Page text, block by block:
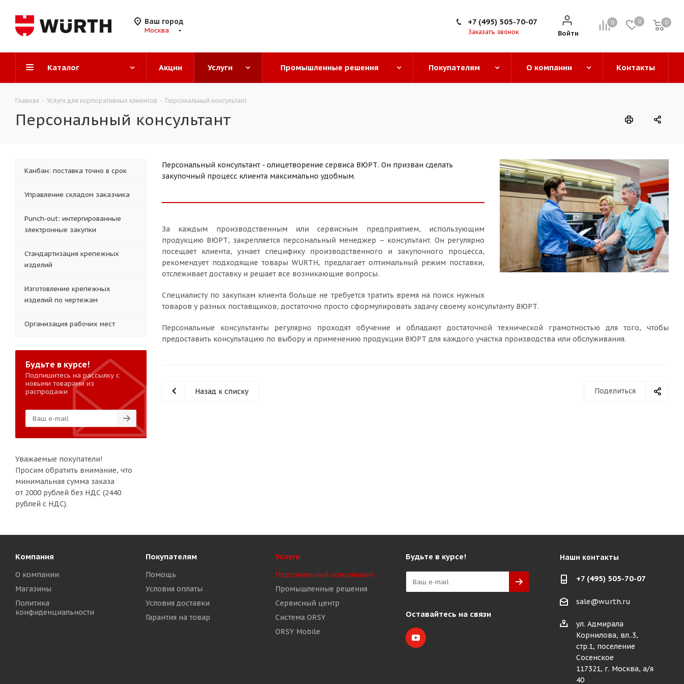
Ваш город
Москва
0 0 0
0
Войти
+7 (495) 505-70-07
Заказать звонок
Каталог Акции Услуги Промышленные решения Покупателям О компании Контакты
Главная - Услуги для корпоративных клиентов - Персональный консультант
Персональный консультант
Персональный консультант - олицетворение сервиса ВЮРТ. Он призван сделать
закупочный процесс клиента максимально удобным.
За каждым производственным или сервисным предприятием, использующим
продукцию ВЮРТ, закрепляется персональный менеджер – консультант. Он регулярно
посещает клиента, узнает специфику производственного и закупочного процесса,
рекомендует подходящие товары WURTH, предлагает оптимальный режим поставки,
отслеживает доставку и решает все возникающие вопросы.
Специалисту по закупкам клиента больше не требуется тратить время на поиск нужных
товаров у разных поставщиков, достаточно просто сформулировать задачу своему консультанту ВЮРТ.
Персональные консультанты регулярно проходят обучение и обладают достаточной технической грамотностью для того, чтобы
предоставить консультацию по выбору и применению продукции ВЮРТ для каждого участка производства или обслуживания.
Поделиться
Назад к списку
Канбан: поставка точно в срок
Управление складом заказчика
Punch-out: интергированные
электронные закупки
Стандартизация крепежных
изделий
Изготовление крепежных
изделий по чертежам
Организация рабочих мест
Будьте в курсе!
Подпишитесь на рассылку с
новыми товарами из
распродажи
Уважаемые покупатели!
Просим обратить внимание, что
минимальная сумма заказа
от 2000 рублей без НДС (2440
рублей с НДС).
Компания
О компании
Магазины
Политика
конфиденциальности
Покупателям
Помощь
Условия оплаты
Условия доставки
Гарантия на товар
Услуги
Персональный консультант
Промышленные решения
Сервисный центр
Система ORSY
ORSY Mobile
Будьте в курсе!
Оставайтесь на связи
Наши контакты
+7 (495) 505-70-07
sale@wurth.ru
ул. Адмирала
Корнилова, вл..3,
стр.1, поселение
Сосенское
117321, г. Москва, а/я
40